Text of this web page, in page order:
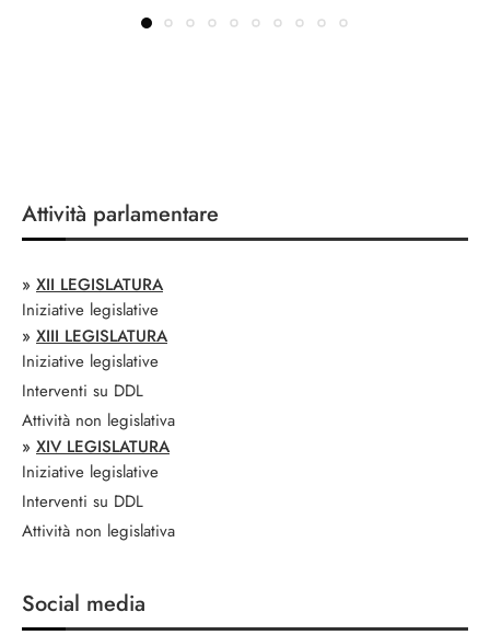
Attività parlamentare
» XII LEGISLATURA
Iniziative legislative
» XIII LEGISLATURA
Iniziative legislative
Interventi su DDL
Attività non legislativa
» XIV LEGISLATURA
Iniziative legislative
Interventi su DDL
Attività non legislativa
Social media